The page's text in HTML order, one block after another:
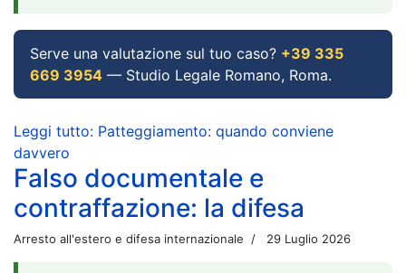
Serve una valutazione sul tuo caso? +39 335
669 3954 — Studio Legale Romano, Roma.
Leggi tutto: Patteggiamento: quando conviene
davvero
Falso documentale e
contraffazione: la difesa
Arresto all'estero e difesa internazionale 29 Luglio 2026